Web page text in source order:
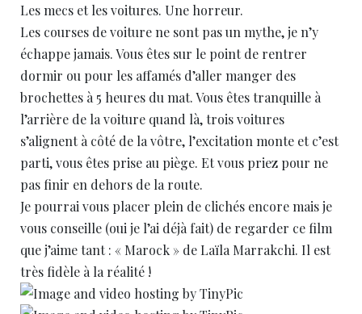
Les mecs et les voitures. Une horreur.
Les courses de voiture ne sont pas un mythe, je n’y
échappe jamais. Vous êtes sur le point de rentrer
dormir ou pour les affamés d’aller manger des
brochettes à 5 heures du mat. Vous êtes tranquille à
l’arrière de la voiture quand là, trois voitures
s’alignent à côté de la vôtre, l’excitation monte et c’est
parti, vous êtes prise au piège. Et vous priez pour ne
pas finir en dehors de la route.
Je pourrai vous placer plein de clichés encore mais je
vous conseille (oui je l’ai déjà fait) de regarder ce film
que j’aime tant : « Marock » de Laïla Marrakchi. Il est
très fidèle à la réalité !